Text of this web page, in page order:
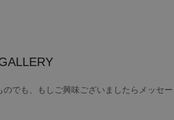
のでも、もしご興味ございましたらメッセー